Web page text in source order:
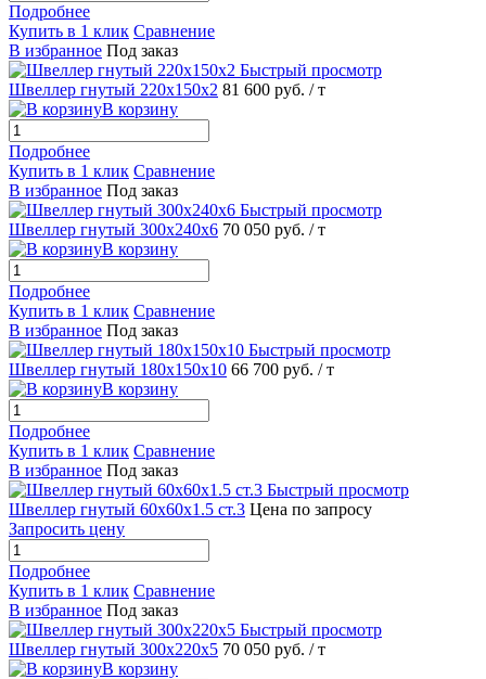
Подробнее
Купить в 1 клик Сравнение
В избранное Под заказ
Быстрый просмотр
Швеллер гнутый 220х150х2 81 600 руб. / т
В корзину
Подробнее
Купить в 1 клик Сравнение
В избранное Под заказ
Быстрый просмотр
Швеллер гнутый 300х240х6 70 050 руб. / т
В корзину
Подробнее
Купить в 1 клик Сравнение
В избранное Под заказ
Быстрый просмотр
Швеллер гнутый 180х150х10 66 700 руб. / т
В корзину
Подробнее
Купить в 1 клик Сравнение
В избранное Под заказ
Быстрый просмотр
Швеллер гнутый 60х60х1.5 ст.3 Цена по запросу
Запросить цену
Подробнее
Купить в 1 клик Сравнение
В избранное Под заказ
Быстрый просмотр
Швеллер гнутый 300х220х5 70 050 руб. / т
В корзину